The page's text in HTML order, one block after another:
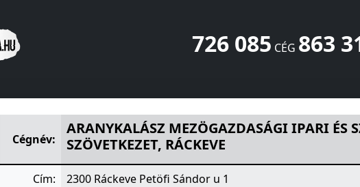
726 085 CÉG 863
ARANYKALÁSZ MEZÖGAZDASÁGI IPARI ÉS SZOLGÁLTATO
Cégnév:
ARANYKALÁSZ MEZÖGAZDASÁGI IPARI ÉS
SZÖVETKEZET, RÁCKEVE
Cím:
2300 Ráckeve Petöfi Sándor u 1